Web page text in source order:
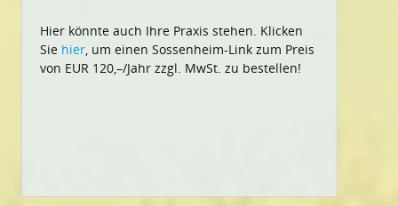
Hier könnte auch Ihre Praxis stehen. Klicken
Sie hier , um einen Sossenheim-Link zum Preis
von EUR 120,–/Jahr zzgl. MwSt. zu bestellen!